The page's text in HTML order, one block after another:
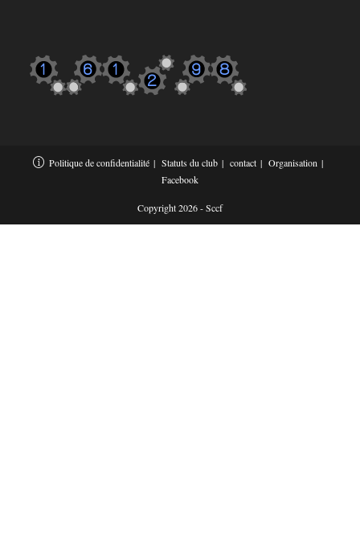
Politique de confidentialité Statuts du club contact
Organisation
Facebook
Copyright 2026 - Sccf